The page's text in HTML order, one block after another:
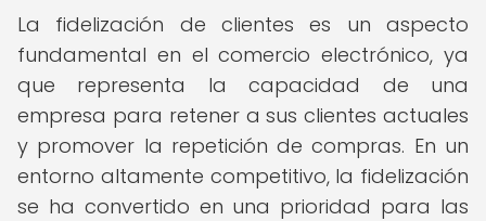
La fidelización de clientes es un aspecto
fundamental en el comercio electrónico, ya
que representa la capacidad de una
empresa para retener a sus clientes actuales
y promover la repetición de compras. En un
entorno altamente competitivo, la fidelización
se ha convertido en una prioridad para las